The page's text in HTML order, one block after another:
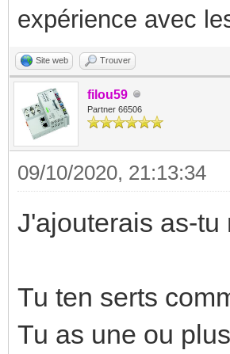
expérience avec
Site web Trouver
filou59
Partner 66506
09/10/2020, 21:13:34
J'ajouterais as-tu
Tu ten serts
Tu as une ou